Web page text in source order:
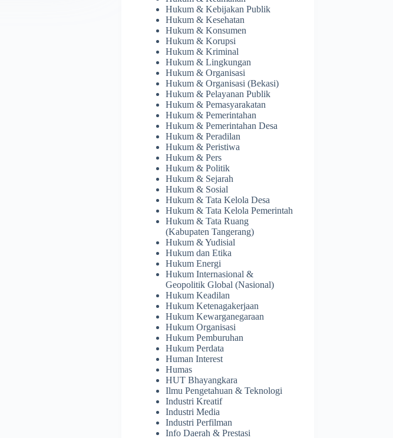
Hukum & Kebijakan Publik
Hukum & Kesehatan
Hukum & Konsumen
Hukum & Korupsi
Hukum & Kriminal
Hukum & Lingkungan
Hukum & Organisasi
Hukum & Organisasi (Bekasi)
Hukum & Pelayanan Publik
Hukum & Pemasyarakatan
Hukum & Pemerintahan
Hukum & Pemerintahan Desa
Hukum & Peradilan
Hukum & Peristiwa
Hukum & Pers
Hukum & Politik
Hukum & Sejarah
Hukum & Sosial
Hukum & Tata Kelola Desa
Hukum & Tata Kelola Pemerintah
Hukum & Tata Ruang
(Kabupaten Tangerang)
Hukum & Yudisial
Hukum dan Etika
Hukum Energi
Hukum Internasional &
Geopolitik Global (Nasional)
Hukum Keadilan
Hukum Ketenagakerjaan
Hukum Kewarganegaraan
Hukum Organisasi
Hukum Pemburuhan
Hukum Perdata
Human Interest
Humas
HUT Bhayangkara
Ilmu Pengetahuan & Teknologi
Industri Kreatif
Industri Media
Industri Perfilman
Info Daerah & Prestasi